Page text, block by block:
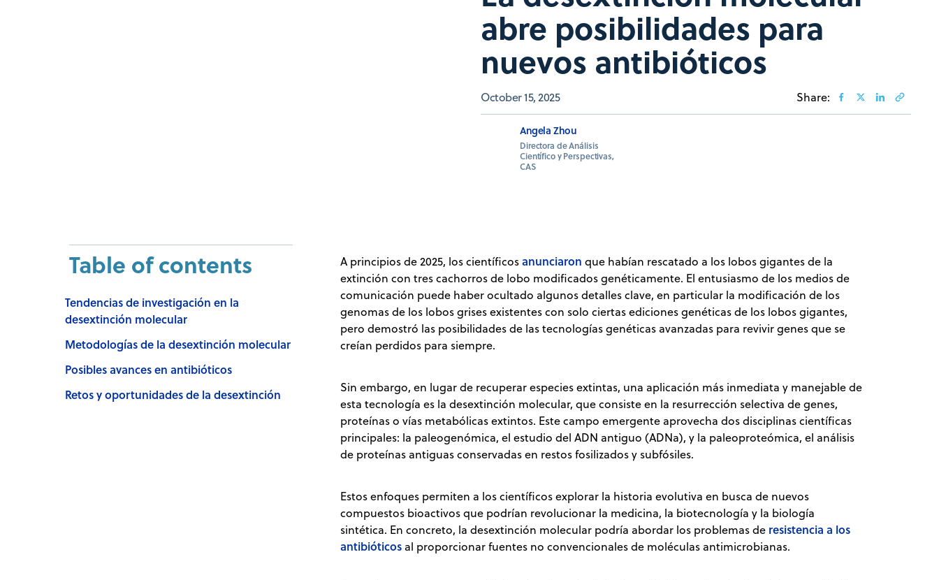
abre posibilidades para
nuevos antibióticos
October 15, 2025 Share:
Angela Zhou
Directora de Análisis
Científico y Perspectivas,
CAS
Table of contents
Tendencias de investigación en la
desextinción molecular
Metodologías de la desextinción molecular
Posibles avances en antibióticos
Retos y oportunidades de la desextinción
A principios de 2025, los científicosanunciaron que habían rescatado a los lobos gigantes de la
extinción con tres cachorros de lobo modificados genéticamente. El entusiasmo de los medios de
comunicación puede haber ocultado algunos detalles clave, en particular la modificación de los
genomas de los lobos grises existentes con solo ciertas ediciones genéticas de los lobos gigantes,
pero demostró las posibilidades de las tecnologías genéticas avanzadas para revivir genes que se
creían perdidos para siempre.
Sin embargo, en lugar de recuperar especies extintas, una aplicación más inmediata y manejable de
esta tecnología es la desextinción molecular, que consiste en la resurrección selectiva de genes,
proteínas o vías metabólicas extintos. Este campo emergente aprovecha dos disciplinas científicas
principales: la paleogenómica, el estudio del ADN antiguo (ADNa), y la paleoproteómica, el análisis
de proteínas antiguas conservadas en restos fosilizados y subfósiles.
Estos enfoques permiten a los científicos explorar la historia evolutiva en busca de nuevos
compuestos bioactivos que podrían revolucionar la medicina, la biotecnología y la biología
sintética. En concreto, la desextinción molecular podría abordar los problemas de resistencia a los
antibióticos al proporcionar fuentes no convencionales de moléculas antimicrobianas.